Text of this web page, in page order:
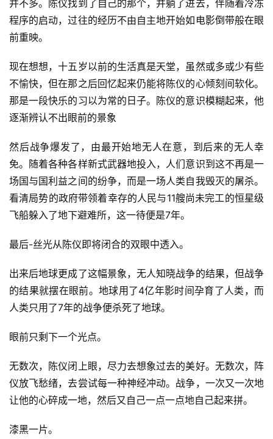
稿
文
章
科
幻
资
讯
主
题
科
幻
小
库
登录 注册
并不多。陈仪找到了自己的那个，并躺了进去，伴随着冷冻
程序的启动，过往的经历不由自主地开始如电影倒带般在眼
前重映。
现在想想，十五岁以前的生活真是天堂，虽然或多或少有些
不愉快，但在那之后回忆起来仍能将陈仪的心倾刻间软化。
那是一段快乐的习以为常的日子。陈仪的意识模糊起来，他
逐渐辨认不出眼前的景象
然后战争爆发了，由最开始地无人在意，到后来的无人幸
免。随着各种各样新式武器地投入，人们意识到这不再是一
场国与国利益之间的纷争，而是一场人类自我毁灭的屠杀。
看清局势的政府带领着幸存的人民与11艘尚未完工的恒星级
飞船躲入了地下避难所，这一待便是7年。
最后-丝光从陈仪即将闭合的双眼中透入。
出来后地球更成了这幅景象，无人知晓战争的结果，但战争
的结果就摆在眼前。地球用了4亿年影时间孕育了人类，而
人类只用了7年的战争便杀死了地球。
眼前只剩下一个光点。
无数次，陈仪闭上眼，尽力去想象过去的美好。无数次，阵
仪放飞愁绪，去尝试每一种神经冲动。战争，一次又一次地
让他的心碎成一地，然后又自己一点一点地自己起来拼。
漆黑一片。